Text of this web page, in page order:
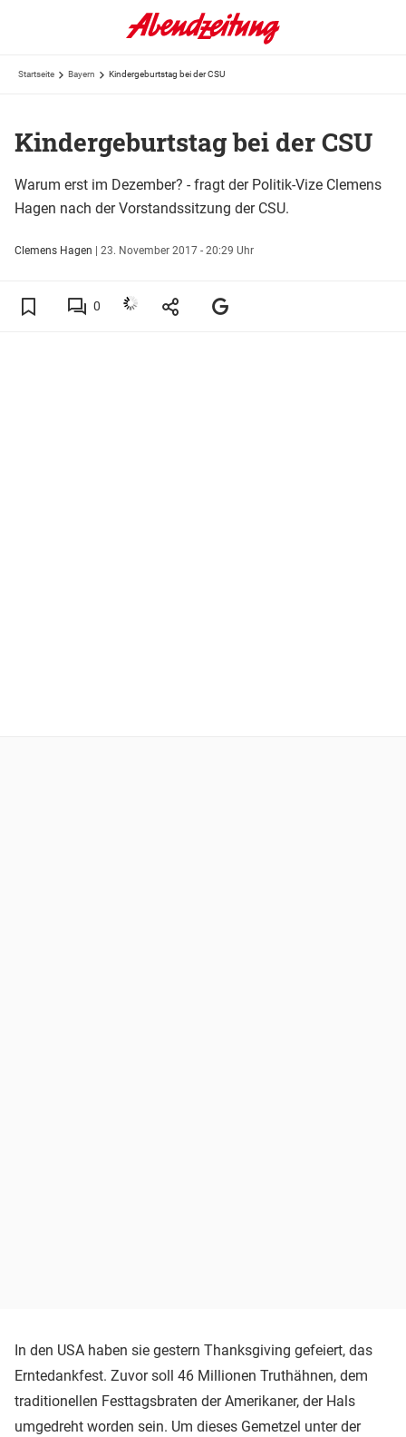
Startseite Bayern Kindergeburtstag bei der CSU
Kindergeburtstag bei der CSU
Warum erst im Dezember? - fragt der Politik-Vize Clemens
Hagen nach der Vorstandssitzung der CSU.
Clemens Hagen | 23. November 2017 - 20:29 Uhr
0
In den USA haben sie gestern Thanksgiving gefeiert, das
Erntedankfest. Zuvor soll 46 Millionen Truthähnen, dem
traditionellen Festtagsbraten der Amerikaner, der Hals
umgedreht worden sein. Um dieses Gemetzel unter der